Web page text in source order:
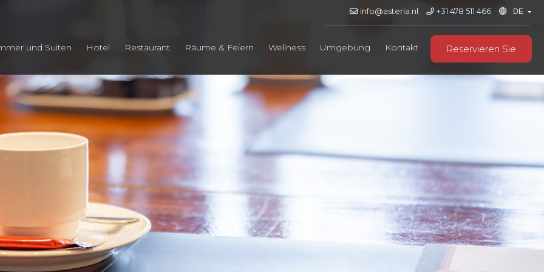
info@asteria.nl +31 478 511 466
und Suiten Hotel Restaurant Räume & Feiern Wellness Umgebung Kontakt Reservieren Sie